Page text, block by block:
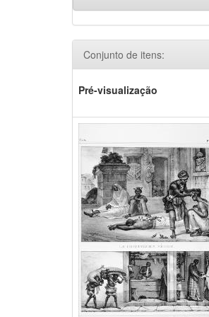
Conjunto de itens:
Pré-visualização